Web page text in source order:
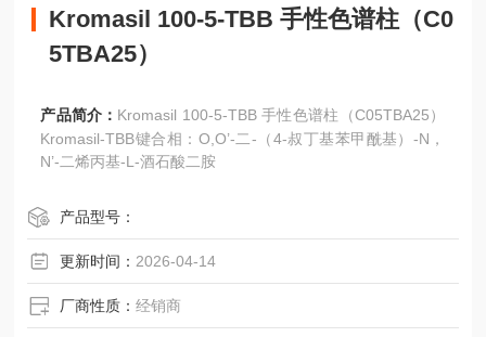
Kromasil 100-5-TBB 手性色谱柱（C0
5TBA25）
产品简介： Kromasil 100-5-TBB 手性色谱柱（C05TBA25）
Kromasil-TBB键合相：O,O’-二-（4-叔丁基苯甲酰基）-N，
N’-二烯丙基-L-酒石酸二胺
产品型号：
更新时间： 2026-04-14
厂商性质：经销商